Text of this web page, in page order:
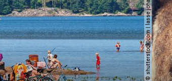
© shutterstock.com | lasse johansson